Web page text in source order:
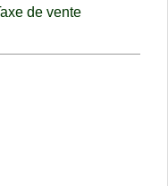
de vente